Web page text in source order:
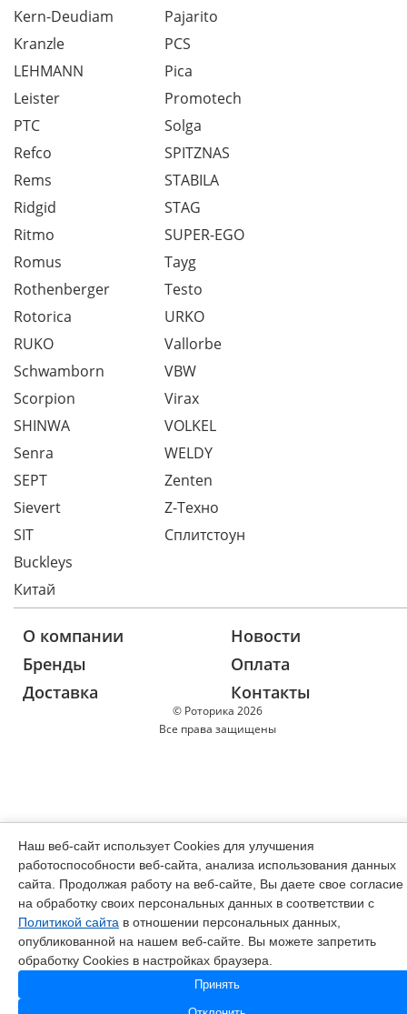
Kern-Deudiam
Kranzle
LEHMANN
Leister
Pajarito
PCS
Pica
Promotech
PTC
Refco
Rems
Ridgid
Ritmo
Romus
Rothenberger
Rotorica
RUKO
Schwamborn
Scorpion
SHINWA
Senra
SEPT
Sievert
SIT
Solga
SPITZNAS
STABILA
STAG
SUPER-EGO
Tayg
Testo
URKO
Vallorbe
VBW
Virax
VOLKEL
WELDY
Zenten
Z-Техно
Сплитстоун
Buckleys
Китай
© Роторика 2026
Все права защищены
О компании
Новости
Бренды
Оплата
Доставка
Контакты
Наш веб-сайт использует Cookies для улучшения
работоспособности веб-сайта, анализа использования данных
сайта. Продолжая работу на веб-сайте, Вы даете свое согласие
на обработку своих персональных данных в соответствии с
Политикой сайта в отношении персональных данных,
опубликованной на нашем веб-сайте. Вы можете запретить
обработку Cookies в настройках браузера.
Принять